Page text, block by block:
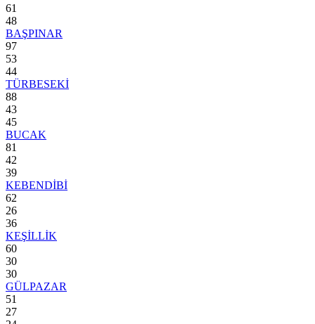
61
48
BAŞPINAR
97
53
44
TÜRBESEKİ
88
43
45
BUCAK
81
42
39
KEBENDİBİ
62
26
36
KEŞİLLİK
60
30
30
GÜLPAZAR
51
27